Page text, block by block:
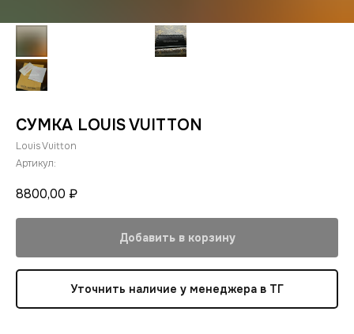
СУМКА LOUIS VUITTON
Louis Vuitton
Артикул:
8800,00 ₽
Добавить в корзину
Уточнить наличие у менеджера в ТГ